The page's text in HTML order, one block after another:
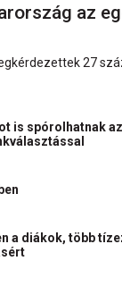
az
27
is spórolhatnak
a diákok, több